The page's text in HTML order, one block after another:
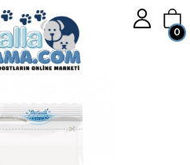
0
Kuşu Yemleri